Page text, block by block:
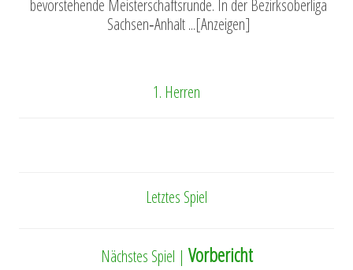
bevorstehende Meisterschaftsrunde. In der Bezirksoberliga
Sachsen‑Anhalt ...[Anzeigen]
1. Herren
Letztes Spiel
Nächstes Spiel | Vorbericht